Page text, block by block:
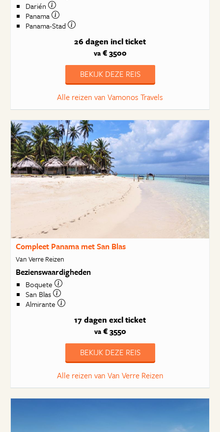
Darién
Panama
Panama-Stad
26 dagen incl ticket
va€ 3500
BEKIJK DEZE REIS
Alle reizen van Vamonos Travels
Compleet Panama met San Blas
Van Verre Reizen
Bezienswaardigheden
Boquete
San Blas
Almirante
17 dagen excl ticket
va€ 3550
BEKIJK DEZE REIS
Alle reizen van Van Verre Reizen